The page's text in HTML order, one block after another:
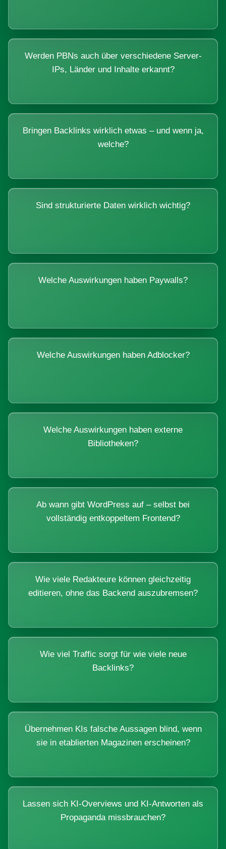
Werden PBNs auch über verschiedene Server-
IPs, Länder und Inhalte erkannt?
Bringen Backlinks wirklich etwas – und wenn ja,
welche?
Sind strukturierte Daten wirklich wichtig?
Welche Auswirkungen haben Paywalls?
Welche Auswirkungen haben Adblocker?
Welche Auswirkungen haben externe
Bibliotheken?
Ab wann gibt WordPress auf – selbst bei
vollständig entkoppeltem Frontend?
Wie viele Redakteure können gleichzeitig
editieren, ohne das Backend auszubremsen?
Wie viel Traffic sorgt für wie viele neue
Backlinks?
Übernehmen KIs falsche Aussagen blind, wenn
sie in etablierten Magazinen erscheinen?
Lassen sich KI-Overviews und KI-Antworten als
Propaganda missbrauchen?